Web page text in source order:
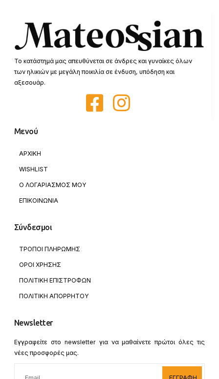
Το κατάστημά μας απευθύνεται σε άνδρες και γυναίκες όλων
των ηλικιών με μεγάλη ποικιλία σε ένδυση, υπόδηση και
αξεσουάρ.
Μενού
ΑΡΧΙΚΗ
WISHLIST
Ο ΛΟΓΑΡΙΑΣΜΟΣ ΜΟΥ
ΕΠΙΚΟΙΝΩΝΙΑ
Σύνδεσμοι
ΤΡΟΠΟΙ ΠΛΗΡΩΜΗΣ
ΟΡΟΙ ΧΡΗΣΗΣ
ΠΟΛΙΤΙΚΗ ΕΠΙΣΤΡΟΦΩΝ
ΠΟΛΙΤΙΚΗ ΑΠΟΡΡΗΤΟΥ
Newsletter
Εγγραφείτε στο newsletter για να μαθαίνετε πρώτοι όλες τις
νέες προσφορές μας.